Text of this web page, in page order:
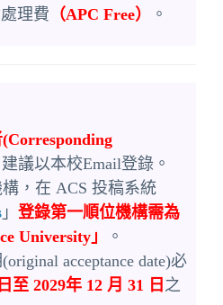
理費 （APC Free） 。
議以本校Email登錄。
，在 ACS 投稿系統
」 登錄第一順位機構需為
University」
。
acceptance date)必
至 2029年 12 月 31 日 之